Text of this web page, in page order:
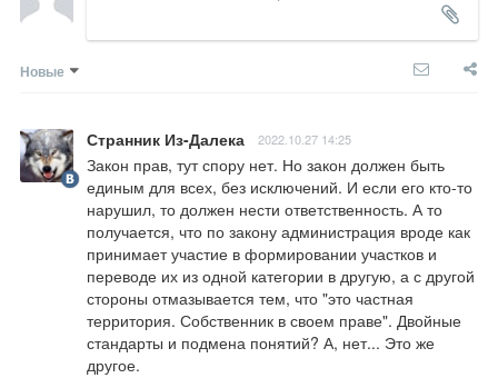
Новые
Странник Из-Далека 2022.10.27 14:25
Закон прав, тут спору нет. Но закон должен быть
единым для всех, без исключений. И если его кто-то
нарушил, то должен нести ответственность. А то
получается, что по закону администрация вроде как
принимает участие в формировании участков и
переводе их из одной категории в другую, а с другой
стороны отмазывается тем, что "это частная
территория. Собственник в своем праве". Двойные
стандарты и подмена понятий? А, нет... Это же
другое.